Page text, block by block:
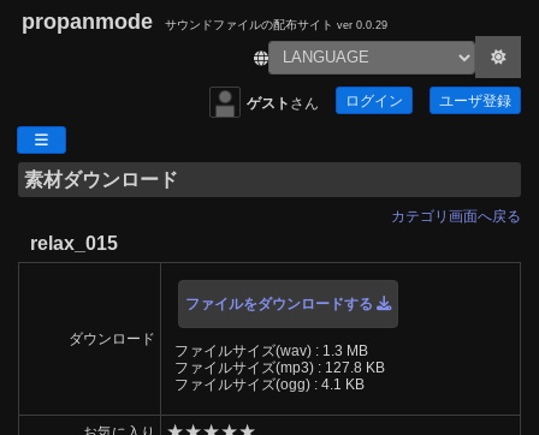
propanmode サウンドファイルの配布サイト ver 0.0.29
ゲスト さん ログイン ユーザ登録
素材ダウンロード
カテゴリ画面へ戻る
relax_015
ダウンロード
ファイルをダウンロードする
ファイルサイズ(wav) : 1.3 MB
ファイルサイズ(mp3) : 127.8 KB
ファイルサイズ(ogg) : 4.1 KB